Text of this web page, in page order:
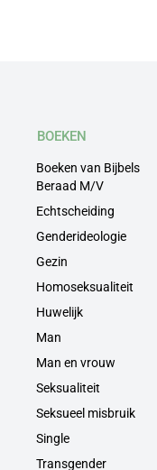
BOEKEN
Boeken van Bijbels
Beraad M/V
Echtscheiding
Genderideologie
Gezin
Homoseksualiteit
Huwelijk
Man
Man en vrouw
Seksualiteit
Seksueel misbruik
Single
Transgender